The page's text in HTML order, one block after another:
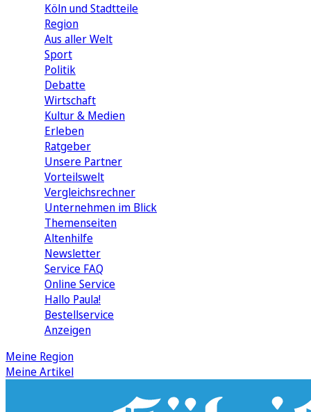
Köln und Stadtteile
Region
Aus aller Welt
Sport
Politik
Debatte
Wirtschaft
Kultur & Medien
Erleben
Ratgeber
Unsere Partner
Vorteilswelt
Vergleichsrechner
Unternehmen im Blick
Themenseiten
Altenhilfe
Newsletter
Service FAQ
Online Service
Hallo Paula!
Bestellservice
Anzeigen
Meine Region
Meine Artikel